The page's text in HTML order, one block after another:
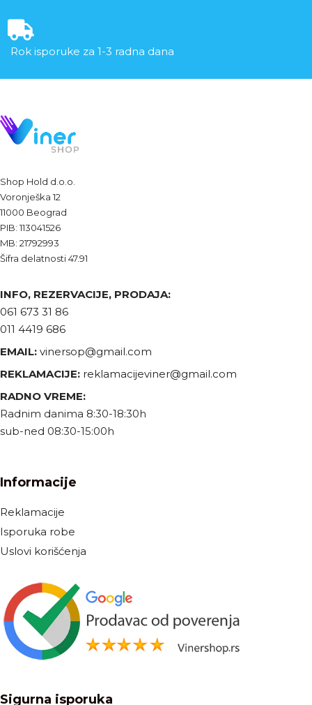
Rok isporuke za 1-3 radna dana
Shop Hold d.o.o.
Voronješka 12
11000 Beograd
PIB: 113041526
MB: 21792993
Šifra delatnosti 47.91
INFO, REZERVACIJE, PRODAJA:
061 673 31 86
011 4419 686
EMAIL: vinersop@gmail.com
REKLAMACIJE: reklamacijeviner@gmail.com
RADNO VREME:
Radnim danima 8:30-18:30h
sub-ned 08:30-15:00h
Informacije
Reklamacije
Isporuka robe
Uslovi korišćenja
Sigurna isporuka